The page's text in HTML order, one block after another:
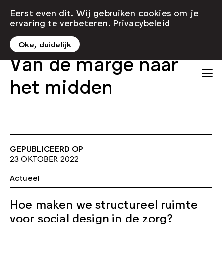
Van de marge naar
het midden
GEPUBLICEERD OP
23 OKTOBER 2022
Actueel
Hoe maken we structureel ruimte
voor social design in de zorg?
Eerst even dit. Wij gebruiken cookies om je
ervaring te verbeteren. Privacybeleid
Oke, duidelijk